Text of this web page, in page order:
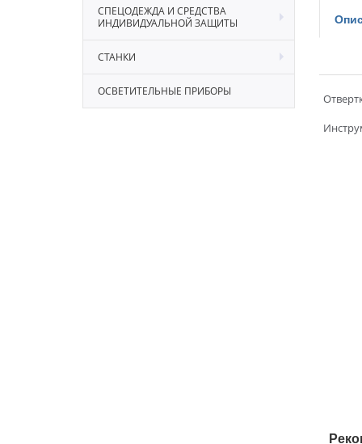
СПЕЦОДЕЖДА И СРЕДСТВА
ИНДИВИДУАЛЬНОЙ ЗАЩИТЫ
СТАНКИ
ОСВЕТИТЕЛЬНЫЕ ПРИБОРЫ